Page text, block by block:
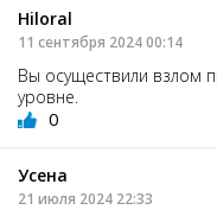
Hiloral
11 сентября 2024 00:14
Вы осуществили взлом
уровне.
0
Усена
21 июля 2024 22:33